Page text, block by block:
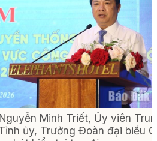
Minh Triết, Ủy viên
ủy, Trưởng Đoàn đại biểu